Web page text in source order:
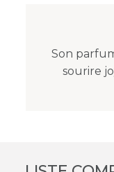
Son
sourire